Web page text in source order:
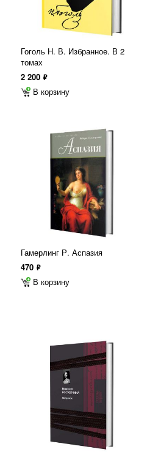
Гоголь Н. В. Избранное. В 2
томах
2 200 ф
В корзину
Гамерлинг Р. Аспазия
470 ф
В корзину